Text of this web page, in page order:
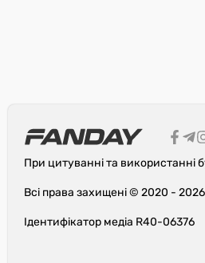
При цитуванні та використанні
Всі права захищені © 2020 -
Ідентифікатор медіа R40-06376